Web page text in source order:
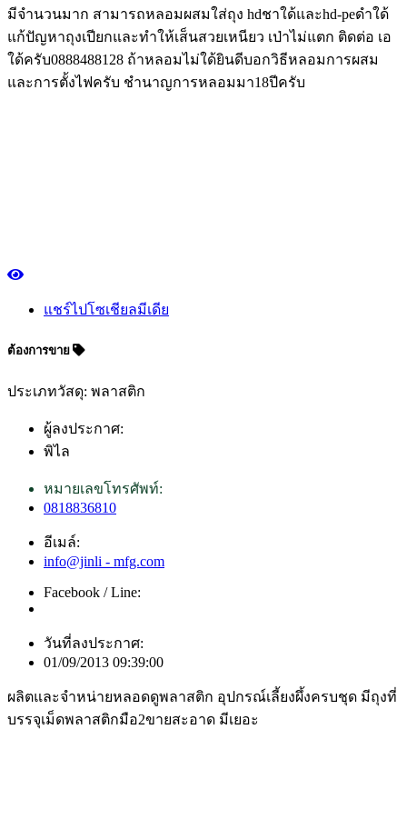
มีจำนวนมาก สามารถหลอมผสมใส่ถุง hdชาใด้และhd-peดำใด้
แก้ปัญหาถุงเปียกและทำให้เส็นสวยเหนียว เป่าไม่แตก ติดต่อ เอ
ใด้ครับ0888488128 ถ้าหลอมไม่ใด้ยินดีบอกวิธีหลอมการผสม
และการตั้งไฟครับ ชำนาญการหลอมมา18ปีครับ
แชร์ไปโซเชียลมีเดีย
ต้องการขาย
ประเภทวัสดุ: พลาสติก
ผู้ลงประกาศ:
พิไล
หมายเลขโทรศัพท์:
0818836810
อีเมล์:
info@jinli - mfg.com
Facebook / Line:
วันที่ลงประกาศ:
01/09/2013 09:39:00
ผลิตและจำหน่ายหลอดดูพลาสติก อุปกรณ์เลี้ยงผึ้งครบชุด มีถุงที่
บรรจุเม็ดพลาสติกมือ2ขายสะอาด มีเยอะ